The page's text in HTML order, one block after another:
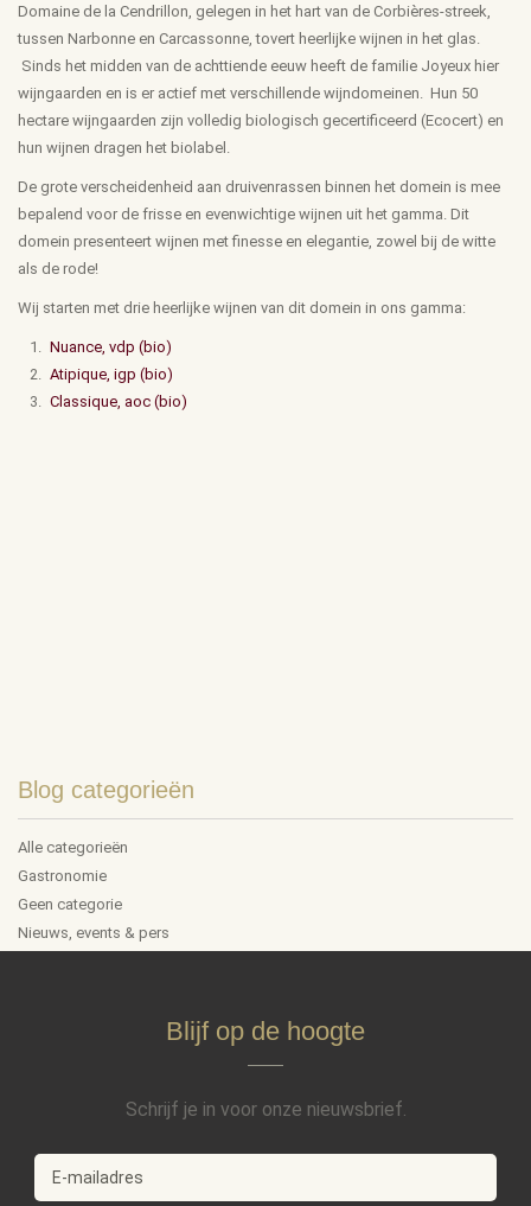
Domaine de la Cendrillon, gelegen in het hart van de Corbières-streek,
tussen Narbonne en Carcassonne, tovert heerlijke wijnen in het glas.
Sinds het midden van de achttiende eeuw heeft de familie Joyeux hier
wijngaarden en is er actief met verschillende wijndomeinen. Hun 50
hectare wijngaarden zijn volledig biologisch gecertificeerd (Ecocert) en
hun wijnen dragen het biolabel.
De grote verscheidenheid aan druivenrassen binnen het domein is mee
bepalend voor de frisse en evenwichtige wijnen uit het gamma. Dit
domein presenteert wijnen met finesse en elegantie, zowel bij de witte
als de rode!
Wij starten met drie heerlijke wijnen van dit domein in ons gamma:
Nuance, vdp (bio)
Atipique, igp (bio)
Classique, aoc (bio)
Blog categorieën
Alle categorieën
Gastronomie
Geen categorie
Nieuws, events & pers
Blijf op de hoogte
Schrijf je in voor onze nieuwsbrief.